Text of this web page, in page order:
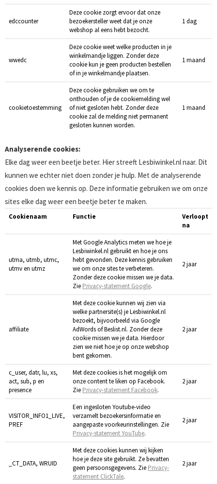
edccounter
Deze cookie zorgt ervoor dat onze
bezoekersteller weet dat je onze
webshop al eens hebt bezocht.
1 dag
wwedc
Deze cookie weet welke producten in je
winkelmandje liggen. Zonder deze
cookie kun je geen producten bestellen
of in je winkelmandje plaatsen.
1 maand
cookietoestemming
Deze cookie gebruiken we om te
onthouden of je de cookiemelding wel
of niet gesloten hebt. Zonder deze
cookie zal de melding niet permanent
gesloten kunnen worden.
1 maand
Analyserende cookies:
Elke dag weer een beetje beter. Hier streeft Lesbiwinkel.nl naar. Dit
kunnen we echter niet doen zonder je hulp. Met de analyserende
cookies doen we kennis op. Deze informatie gebruiken we om onze
sites elke dag weer een beetje beter te maken.
Cookienaam Functie
Verloopt
na
utma, utmb, utmc,
utmv en utmz
Met Google Analytics meten we hoe je
Lesbiwinkel.nl gebruikt en hoe je ons
hebt gevonden. Deze kennis gebruiken
we om onze sites te verbeteren.
Zonder deze cookie missen we je data.
Zie Privacy-statement Google.
2 jaar
affiliate
Met deze cookie kunnen wij zien via
welke partnersite(s) je Lesbiwinkel.nl
bezoekt, bijvoorbeeld via Google
AdWords of Beslist.nl. Zonder deze
cookie missen we je data. Hierdoor
zien we niet hoe je op onze webshop
bent gekomen.
2 jaar
c_user, datr, lu, xs,
act, sub, p en
presence
Met deze cookies is het mogelijk om
onze content te liken op Facebook.
Zie Privacy-statement Facebook.
2 jaar
VISITOR_INFO1_LIVE,
PREF
Een ingesloten Youtube-video
verzamelt bezoekersinformatie en
aangepaste voorkeurinstellingen. Zie
Privacy-statement YouTube.
2 jaar
_CT_DATA, WRUID
Met deze cookies kunnen wij kijken
hoe je deze site gebruikt. Ze bevatten
geen persoonsgegevens. Zie Privacy-
statement ClickTale.
2 jaar